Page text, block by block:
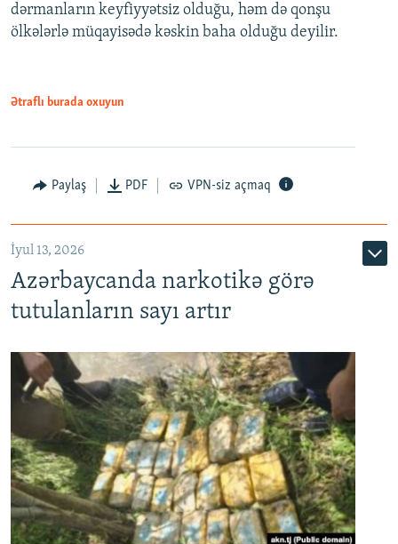
dərmanların keyfiyyətsiz olduğu, həm də qonşu
ölkələrlə müqayisədə kəskin baha olduğu deyilir.
Ətraflı burada oxuyun
Paylaş PDF VPN-siz açmaq
İyul 13, 2026
Azərbaycanda narkotikə görə
tutulanların sayı artır